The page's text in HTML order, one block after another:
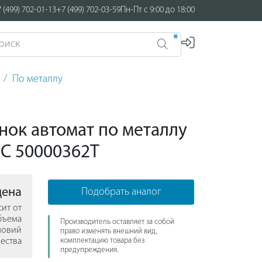
(499) 702-01-13+7 (499) 702-03-59Пн-Пт с 9:00 до 18:00
*
По металлу
автомат по металлу
50000362T
от
Подобрать аналог
Производитель оставляет за собой
право изменять внешний вид,
комплектацию товара без
предупреждения.